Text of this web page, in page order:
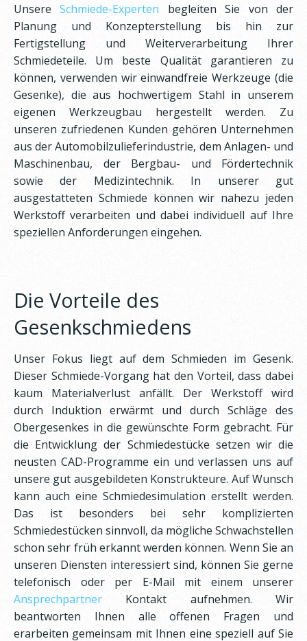
UnsereSchmiede-Experten begleiten Sie von der
Planung und Konzepterstellung bis hin zur
Fertigstellung und Weiterverarbeitung Ihrer
Schmiedeteile. Um beste Qualität garantieren zu
können, verwenden wir einwandfreie Werkzeuge (die
Gesenke), die aus hochwertigem Stahl in unserem
eigenen Werkzeugbau hergestellt werden. Zu
unseren zufriedenen Kunden gehören Unternehmen
aus der Automobilzulieferindustrie, dem Anlagen- und
Maschinenbau, der Bergbau- und Fördertechnik
sowie der Medizintechnik. In unserer gut
ausgestatteten Schmiede können wir nahezu jeden
Werkstoff verarbeiten und dabei individuell auf Ihre
speziellen Anforderungen eingehen.
Die Vorteile des
Gesenkschmiedens
Unser Fokus liegt auf dem Schmieden im Gesenk.
Dieser Schmiede-Vorgang hat den Vorteil, dass dabei
kaum Materialverlust anfällt. Der Werkstoff wird
durch Induktion erwärmt und durch Schläge des
Obergesenkes in die gewünschte Form gebracht. Für
die Entwicklung der Schmiedestücke setzen wir die
neusten CAD-Programme ein und verlassen uns auf
unsere gut ausgebildeten Konstrukteure. Auf Wunsch
kann auch eine Schmiedesimulation erstellt werden.
Das ist besonders bei sehr komplizierten
Schmiedestücken sinnvoll, da mögliche Schwachstellen
schon sehr früh erkannt werden können. Wenn Sie an
unseren Diensten interessiert sind, können Sie gerne
telefonisch oder per E-Mail mit einem unserer
Ansprechpartner Kontakt aufnehmen. Wir
beantworten Ihnen alle offenen Fragen und
erarbeiten gemeinsam mit Ihnen eine speziell auf Sie